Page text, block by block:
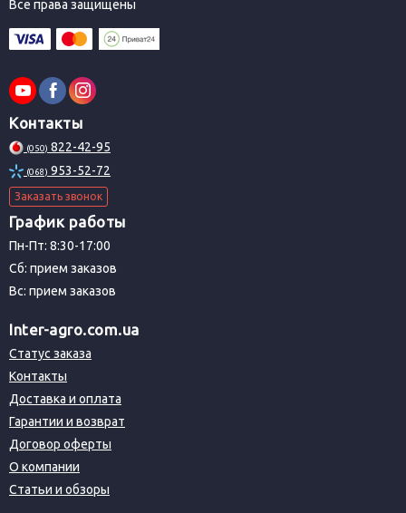
Все права защищены
Контакты
(050) 822-42-95
(068) 953-52-72
Заказать звонок
График работы
Пн-Пт: 8:30-17:00
Сб: прием заказов
Вс: прием заказов
Inter-agro.com.ua
Статус заказа
Контакты
Доставка и оплата
Гарантии и возврат
Договор оферты
О компании
Статьи и обзоры